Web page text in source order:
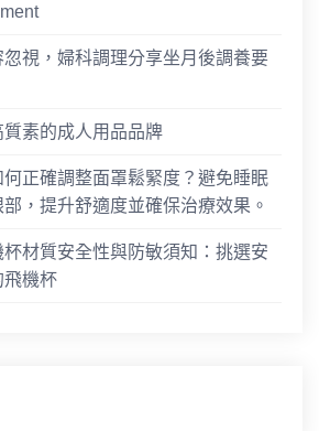
視，婦科調理分享坐月後調養要
素的成人用品品牌
正確調整面罩鬆緊度？避免睡眠
，提升舒適度並確保治療效果。
杯材質安全性與防敏須知：挑選安
飛機杯